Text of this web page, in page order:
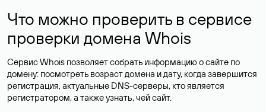
Что можно проверить в сервисе
проверки домена Whois
Сервис Whois позволяет собрать информацию о сайте по
домену: посмотреть возраст домена и дату, когда завершится
регистрация, актуальные DNS-серверы, кто является
регистратором, а также узнать, чей сайт.